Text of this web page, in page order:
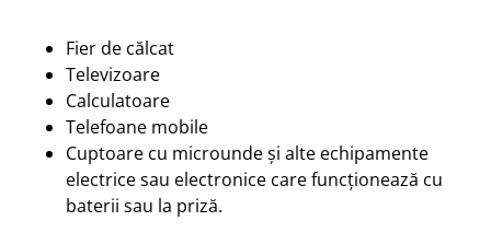
Fier de călcat
Televizoare
Calculatoare
Telefoane mobile
Cuptoare cu microunde și alte echipamente
electrice sau electronice care funcționează cu
baterii sau la priză.